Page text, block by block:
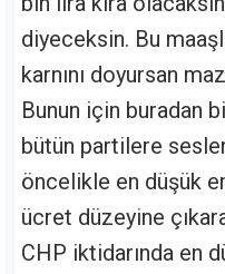
diyeceksin. Bu
karnını doyursan
Bunun için buradan
bütün partilere
öncelikle en düşük
ücret düzeyine
CHP iktidarında en